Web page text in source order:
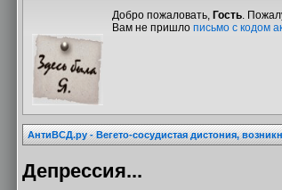
Добро пожаловать, Гость.
Вам не пришло письмо с кодом
АнтиВСД.ру - Вегето-сосудистая дистония,
Депрессия...